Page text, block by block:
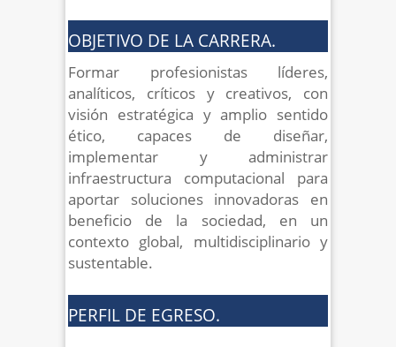
OBJETIVO DE LA CARRERA.
Formar profesionistas líderes,
analíticos, críticos y creativos, con
visión estratégica y amplio sentido
ético, capaces de diseñar,
implementar y administrar
infraestructura computacional para
aportar soluciones innovadoras en
beneficio de la sociedad, en un
contexto global, multidisciplinario y
sustentable.
PERFIL DE EGRESO.